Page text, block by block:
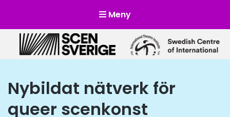
Meny
Scensverige
Mötesplats för svensk och internationell scenkonst
Nybildat nätverk för
queer scenkonst